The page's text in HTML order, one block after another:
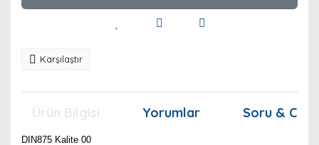
Karşılaştır
Yorumlar Soru &
DIN875 Kalite 00